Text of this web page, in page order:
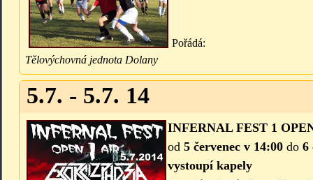
Pořádá:
Tělovýchovná jednota Dolany
5.7. - 5.7. 14
INFERNAL FEST 1
od 5 červenec v 14:00 do 6
vystoupí kapely